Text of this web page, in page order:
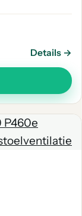
Details →